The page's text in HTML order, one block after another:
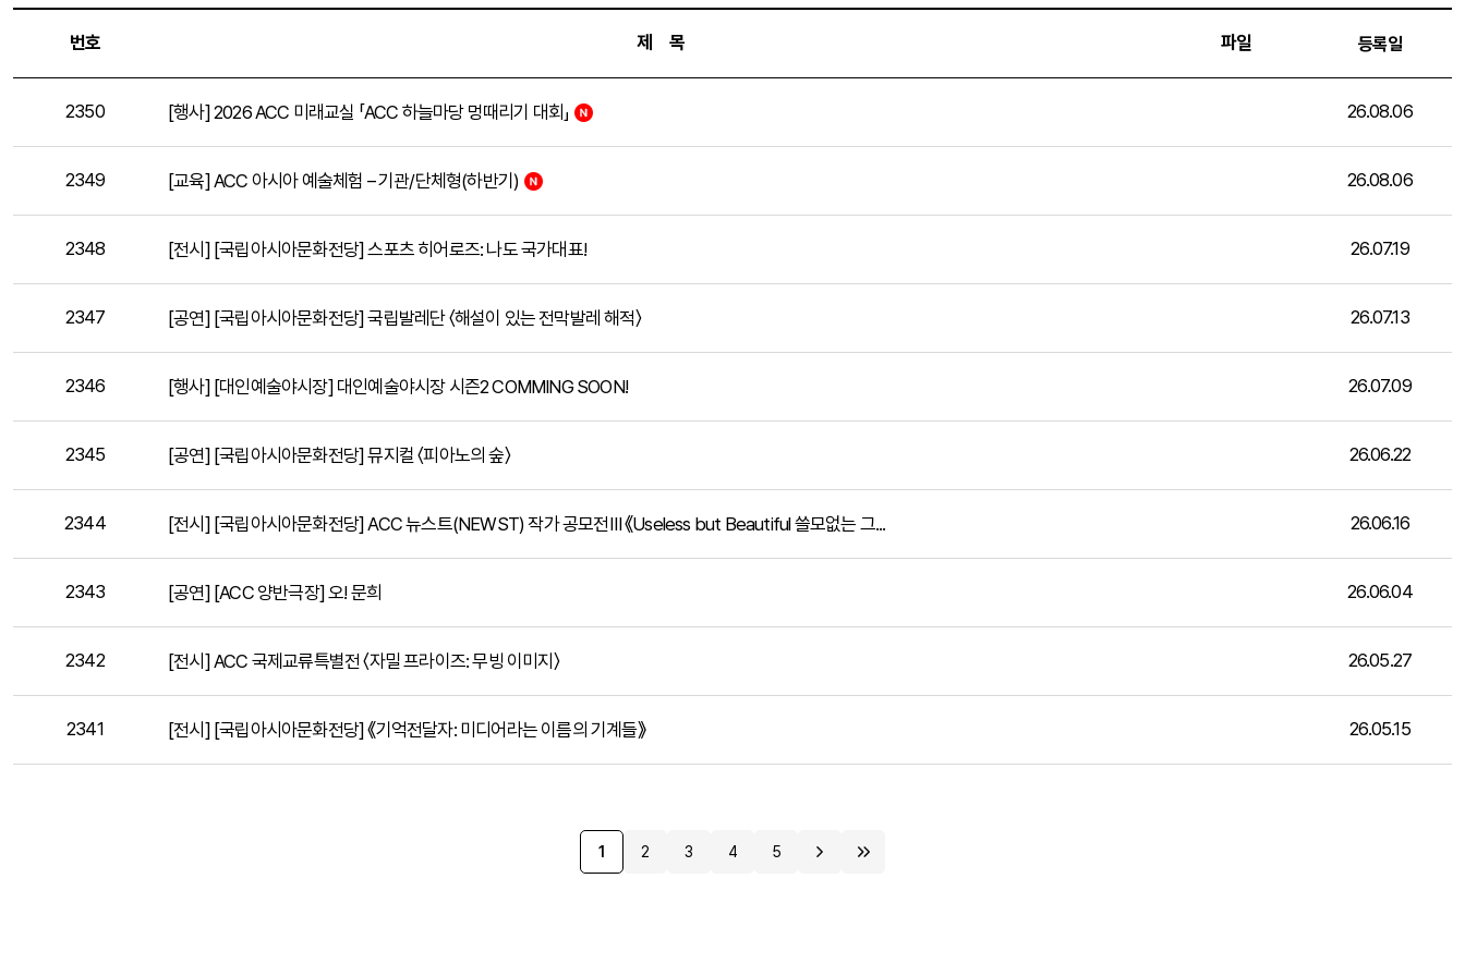
번호 제 목 파일 등록일
2350 [행사] 2026 ACC 미래교실 「ACC 하늘마당 멍때리기 대회」 26.08.06
2349 [교육] ACC 아시아 예술체험 – 기관/단체형(하반기) 26.08.06
2348 [전시] [국립아시아문화전당] 스포츠 히어로즈: 나도 국가대표! 26.07.19
2347 [공연] [국립아시아문화전당] 국립발레단 〈해설이 있는 전막발레 해적〉 26.07.13
2346 [행사] [대인예술야시장] 대인예술야시장 시즌2 COMMING SOON! 26.07.09
2345 [공연] [국립아시아문화전당] 뮤지컬 〈피아노의 숲〉 26.06.22
2344 [전시] [국립아시아문화전당] ACC 뉴스트(NEWST) 작가 공모전Ⅲ 《Useless but Beautiful 쓸모없는 그... 26.06.16
2343 [공연] [ACC 양반극장] 오! 문희 26.06.04
2342 [전시] ACC 국제교류특별전 〈자밀 프라이즈: 무빙 이미지〉 26.05.27
2341 [전시] [국립아시아문화전당] 《기억전달자: 미디어라는 이름의 기계들》 26.05.15
1 2 3 4 5